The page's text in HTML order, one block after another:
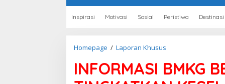
Inspirasi Motivasi Sosial Peristiwa Destinasi
Homepage / Laporan Khusus
F
O
INFORMASI BMKG